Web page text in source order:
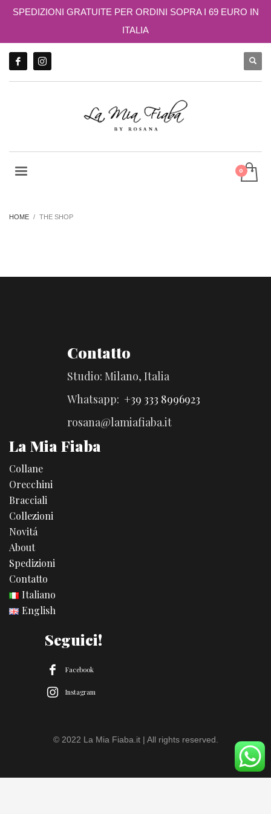
SPEDIZIONI GRATUITE PER ORDINI SOPRA I 69 EURO IN
ITALIA
HOME THE SHOP
Contatto
Studio: Milano, Italia
Whatsapp: +39 333 8996923
rosana@lamiafiaba.it
La Mia Fiaba
Collane
Orecchini
Bracciali
Collezioni
Novitá
About
Spedizioni
Contatto
Italiano
English
Seguici!
Facebook
Instagram
© 2022 La Mia Fiaba.it | All rights reserved.